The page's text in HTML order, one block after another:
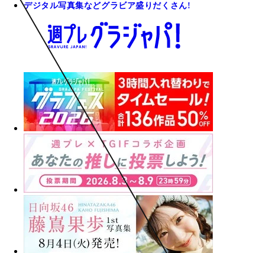
デジタル写真集などグラビア盛りだくさん!